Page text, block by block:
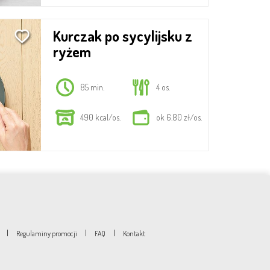
Kurczak po sycylijsku z
ryżem
85 min. 4 os.
490 kcal/os. ok 6.80 zł/os.
| Regulaminy promocji | FAQ | Kontakt